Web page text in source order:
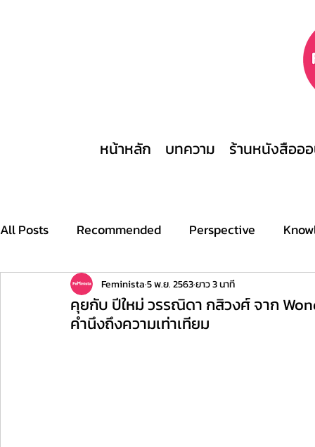
หน้าหลัก บทความ ร้านหนังสืออ
All Posts Recommended Perspective
Archive Stories This is what a feminist
คุยกับ ปีใหม่ วรรณิดา กสิวงศ์ จาก
คำนึงถึงความเท่าเทียม
Feminista5 พ.ย. 2563ยาว 3 นาที